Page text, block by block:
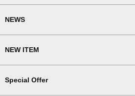
NEWS
NEW ITEM
Special Offer